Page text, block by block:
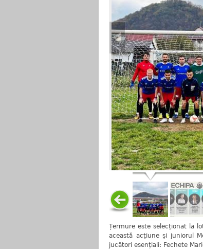
Țermure este selecționat la
această acțiune și juniorul
jucători esențiali: Fechete